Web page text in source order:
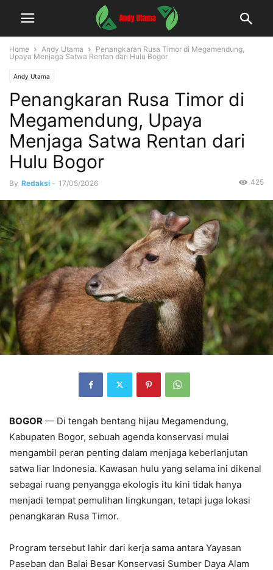
Home Andy Utama
Penangkaran Rusa Timor di Megamendung,
Upaya Menjaga Satwa Rentan dari Hulu Bogor
Andy Utama
Penangkaran Rusa Timor di
Megamendung, Upaya
Menjaga Satwa Rentan dari
Hulu Bogor
By Redaksi - 17/05/2026 425
BOGOR — Di tengah bentang hijau Megamendung,
Kabupaten Bogor, sebuah agenda konservasi mulai
mengambil peran penting dalam menjaga keberlanjutan
satwa liar Indonesia. Kawasan hulu yang selama ini dikenal
sebagai ruang penyangga ekologis itu kini tidak hanya
menjadi tempat pemulihan lingkungan, tetapi juga lokasi
penangkaran Rusa Timor.
Program tersebut lahir dari kerja sama antara Yayasan
Paseban dan Balai Besar Konservasi Sumber Daya Alam